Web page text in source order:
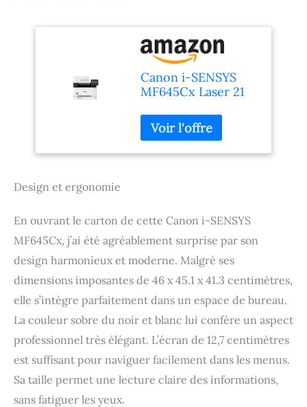
Canon i-SENSYS
MF645Cx Laser 21
DPI A4 Wifi -
Multifonctions
(Laser, Impression
Design et ergonomie
En ouvrant le carton de cette Canon i-SENSYS
MF645Cx, j’ai été agréablement surprise par son
design harmonieux et moderne. Malgré ses
dimensions imposantes de 46 x 45.1 x 41.3 centimètres,
elle s’intègre parfaitement dans un espace de bureau.
La couleur sobre du noir et blanc lui confère un aspect
professionnel très élégant. L’écran de 12,7 centimètres
est suffisant pour naviguer facilement dans les menus.
Sa taille permet une lecture claire des informations,
sans fatiguer les yeux.